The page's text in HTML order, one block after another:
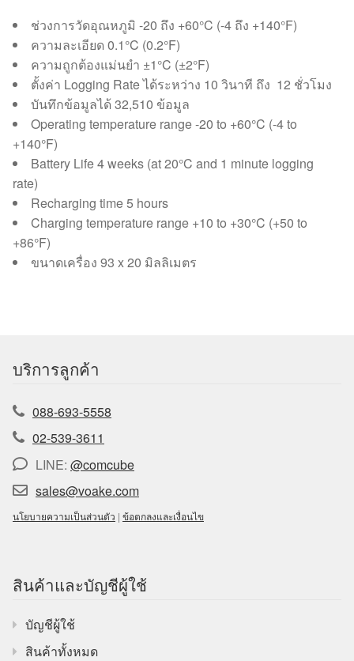
ช่วงการวัดอุณหภูมิ -20 ถึง +60°C (-4 ถึง +140°F)
ความละเอียด 0.1°C (0.2°F)
ความถูกต้องแม่นยำ ±1°C (±2°F)
ตั้งค่า Logging Rate ได้ระหว่าง 10 วินาที ถึง 12 ชั่วโมง
บันทึกข้อมูลได้ 32,510 ข้อมูล
Operating temperature range -20 to +60°C (-4 to
+140°F)
Battery Life 4 weeks (at 20°C and 1 minute logging
rate)
Recharging time 5 hours
Charging temperature range +10 to +30°C (+50 to
+86°F)
ขนาดเครื่อง 93 x 20 มิลลิเมตร
บริการลูกค้า
088-693-5558
02-539-3611
LINE: @comcube
sales@voake.com
นโยบายความเป็นส่วนตัว | ข้อตกลงและเงื่อนไข
สินค้าและบัญชีผู้ใช้
บัญชีผู้ใช้
สินค้าทั้งหมด